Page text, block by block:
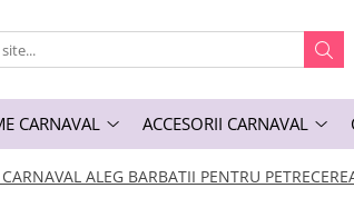
CARNAVAL ACCESORII CARNAVAL
ALEG BARBATII PENTRU